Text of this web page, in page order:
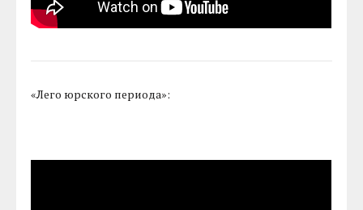
«Лего юрского периода»: